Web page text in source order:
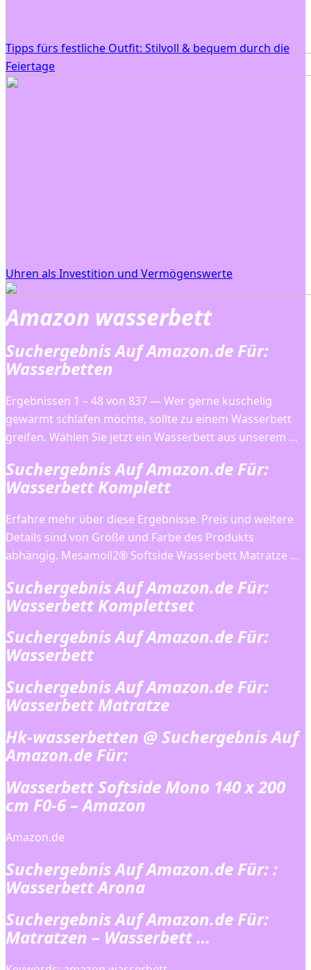
Tipps fürs festliche Outfit: Stilvoll & bequem durch die
Feiertage
Uhren als Investition und Vermögenswerte
Amazon wasserbett
Suchergebnis Auf Amazon.de Für:
Wasserbetten
Ergebnissen 1 – 48 von 837 — Wer gerne kuschelig
gewärmt schlafen möchte, sollte zu einem Wasserbett
greifen. Wählen Sie jetzt ein Wasserbett aus unserem …
Suchergebnis Auf Amazon.de Für:
Wasserbett Komplett
Erfahre mehr über diese Ergebnisse. Preis und weitere
Details sind von Größe und Farbe des Produkts
abhängig. Mesamoll2® Softside Wasserbett Matratze …
Suchergebnis Auf Amazon.de Für:
Wasserbett Komplettset
Suchergebnis Auf Amazon.de Für:
Wasserbett
Suchergebnis Auf Amazon.de Für:
Wasserbett Matratze
Hk-wasserbetten @ Suchergebnis Auf
Amazon.de Für:
Wasserbett Softside Mono 140 x 200
cm F0-6 – Amazon
Amazon.de
Suchergebnis Auf Amazon.de Für: :
Wasserbett Arona
Suchergebnis Auf Amazon.de Für:
Matratzen – Wasserbett …